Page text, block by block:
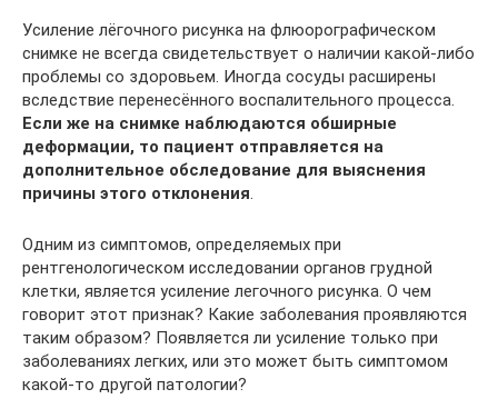
Усиление лёгочного рисунка на флюорографическом
снимке не всегда свидетельствует о наличии какой-либо
проблемы со здоровьем. Иногда сосуды расширены
вследствие перенесённого воспалительного процесса.
Если же на снимке наблюдаются обширные
деформации, то пациент отправляется на
дополнительное обследование для выяснения
причины этого отклонения
Одним из симптомов, определяемых при
рентгенологическом исследовании органов грудной
клетки, является усиление легочного рисунка. О чем
говорит этот признак? Какие заболевания проявляются
таким образом? Появляется ли усиление только при
заболеваниях легких, или это может быть симптомом
какой-то другой патологии?